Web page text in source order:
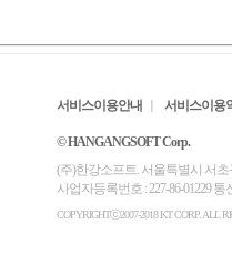
서비스이용안내 서비스이용
© HANGANGSOFT Corp.
(주)한강소프트. 서울특별시 서초
사업자등록번호 : 227-86-01229
COPYRIGHTⓒ2007-2018 KT CORP. ALL